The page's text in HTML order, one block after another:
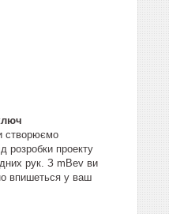
створюємо
розробки проекту
рук. З mBev ви
впишеться у ваш